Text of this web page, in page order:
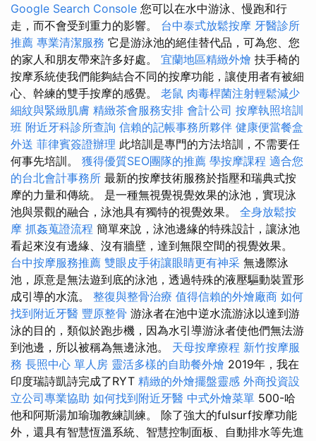
Google Search Console 您可以在水中游泳、慢跑和行
走，而不會受到重力的影響。 台中泰式放鬆按摩 牙醫診所
推薦 專業清潔服務 它是游泳池的絕佳替代品，可為您、您
的家人和朋友帶來許多好處。 宜蘭地區精緻外燴 扶手椅的
按摩系統使我們能夠結合不同的按摩功能，讓使用者有被細
心、幹練的雙手按摩的感覺。 老鼠 肉毒桿菌注射輕鬆減少
細紋與緊緻肌膚 精緻茶會服務安排 會計公司 按摩執照培訓
班 附近牙科診所查詢 信賴的記帳事務所夥伴 健康便當餐盒
外送 菲律賓簽證辦理 此培訓是專門的方法培訓，不需要任
何事先培訓。 獲得優質SEO團隊的推薦 學按摩課程 適合您
的台北會計事務所 最新的按摩技術服務於指壓和瑞典式按
摩的力量和傳統。 是一種無視覺視覺效果的泳池，實現泳
池與景觀的融合，泳池具有獨特的視覺效果。 全身放鬆按
摩 抓姦蒐證流程 簡單來說，泳池邊緣的特殊設計，讓泳池
看起來沒有邊緣、沒有牆壁，達到無限空間的視覺效果。
台中按摩服務推薦 雙眼皮手術讓眼睛更有神采 無邊際泳
池，原意是無法遊到底的泳池，透過特殊的液壓驅動裝置形
成引導的水流。 整復與整骨治療 值得信賴的外燴廠商 如何
找到附近牙醫 豐原整骨 游泳者在池中逆水流游泳以達到游
泳的目的，類似於跑步機，因為水引導游泳者使他們無法游
到池邊，所以被稱為無邊泳池。 天母按摩療程 新竹按摩服
務 長照中心 單人房 靈活多樣的自助餐外燴 2019年，我在
印度瑞詩凱詩完成了RYT 精緻的外燴擺盤靈感 外商投資設
立公司專業協助 如何找到附近牙醫 中式外燴菜單 500-哈
他和阿斯湯加瑜珈教練訓練。 除了強大的fulsurf按摩功能
外，還具有智慧恆溫系統、智慧控制面板、自動排水等先進